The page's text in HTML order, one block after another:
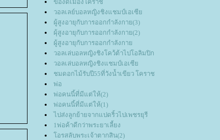
ของดีเมืองโคราช
วอลเลย์บอลหญิงชิงแชมป์เอเซี
ผู้สูงอายุกับการออกกำลังกาย(3)
ผุ้สูงอายุกับการออกกำลังกาย(2)
ผู้สูงอายุกับการออกกำลังกา
วอลเล่บอลหญิงชิงโคว้ต้าไปโอลิมปิก
วอลเล่บอลหญิงชิงแชมป์เอเซี
ชมดอกไม้รับปี55ที่วังน้ำเขียว โคราช
พ่อ
พ่อคนนี้ที่มีแต่ให้(2)
พ่อคนนี้ที่มีแต่ให้(1)
ไปส่งลูกย้ายจากแปดริ้วไปเพชรยุรี
1พ่อค้าดีกว่าพระยาเลี้ยง
อรสลับพระเจ้าตากสิน(2)